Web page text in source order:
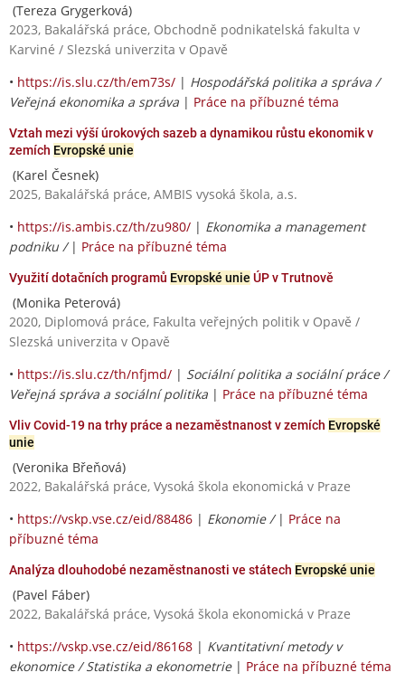
(Tereza Grygerková)
2023, Bakalářská práce, Obchodně podnikatelská fakulta v
Karviné / Slezská univerzita v Opavě
• https://is.slu.cz/th/em73s/ | Hospodářská politika a správa /
Veřejná ekonomika a správa | Práce na příbuzné téma
Vztah mezi výší úrokových sazeb a dynamikou růstu ekonomik v
zemích Evropské unie
(Karel Česnek)
2025, Bakalářská práce, AMBIS vysoká škola, a.s.
• https://is.ambis.cz/th/zu980/ | Ekonomika a management
podniku / | Práce na příbuzné téma
Využití dotačních programů Evropské unie ÚP v Trutnově
(Monika Peterová)
2020, Diplomová práce, Fakulta veřejných politik v Opavě /
Slezská univerzita v Opavě
• https://is.slu.cz/th/nfjmd/ | Sociální politika a sociální práce /
Veřejná správa a sociální politika | Práce na příbuzné téma
Vliv Covid-19 na trhy práce a nezaměstnanost v zemích Evropské
unie
(Veronika Břeňová)
2022, Bakalářská práce, Vysoká škola ekonomická v Praze
• https://vskp.vse.cz/eid/88486 | Ekonomie / | Práce na
příbuzné téma
Analýza dlouhodobé nezaměstnanosti ve státech Evropské unie
(Pavel Fáber)
2022, Bakalářská práce, Vysoká škola ekonomická v Praze
• https://vskp.vse.cz/eid/86168 | Kvantitativní metody v
ekonomice / Statistika a ekonometrie| Práce na příbuzné téma